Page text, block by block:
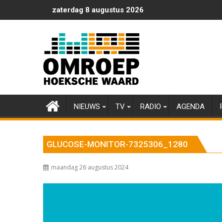
naar
zaterdag 8 augustus 2026
NIEUWS TV RADIO AGENDA
GLUCOSE-MONITOR-7325306_1280
maandag 26 augustus 2024